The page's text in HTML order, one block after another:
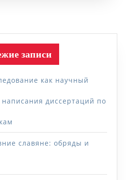
записи
как научный
написания диссертаций по
славяне: обряды и